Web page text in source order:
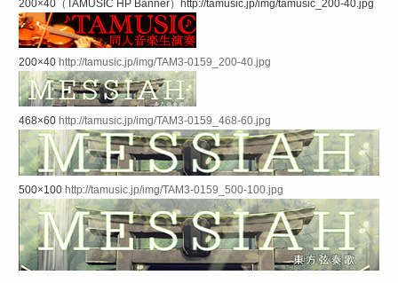
200×40（TAMUSIC HP Banner）http://tamusic.jp/img/tamusic_200-40.jpg
200×40http://tamusic.jp/img/TAM3-0159_200-40.jpg
468×60http://tamusic.jp/img/TAM3-0159_468-60.jpg
500×100http://tamusic.jp/img/TAM3-0159_500-100.jpg